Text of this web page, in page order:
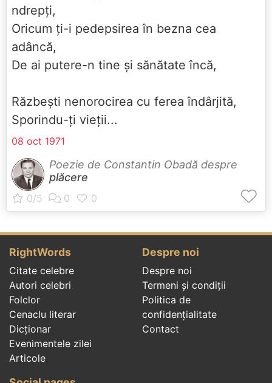
ndrepți,
Oricum ți-i pedepsirea în bezna cea
adâncă,
De ai putere-n tine și sănătate încă,
Răzbești nenorocirea cu ferea îndârjită,
Sporindu-ți vieții...
08 oct 1971
Poezie de Constantin Obadă despre
plăcere
RightWords
Citate celebre
Autori celebri
Folclor
Cenaclu literar
Dicționar
Evenimentele zilei
Articole
Despre noi
Despre noi
Termeni și condiții
Politica de
confidenţialitate
Contact